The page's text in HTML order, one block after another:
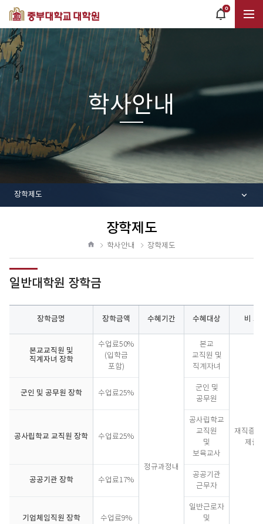
0
학사안내
장학제도
장학제도
학사안내 장학제도
기
일반대학원 장학금
장학금명 장학금액 수혜기간 수혜대상 비 고
본교교직원 및
직계자녀 장학
수업료50%
(입학금
포함)
정규과정내
본교
교직원 및
직계자녀
재직증
제출
군인 및 공무원 장학 수업료25%
군인 및
공무원
공사립학교 교직원 장학 수업료25%
공사립학교
교직원
및
보육교사
공공기관 장학 수업료17%
공공기관
근무자
기업체임직원 장학 수업료9%
일반근로자
및